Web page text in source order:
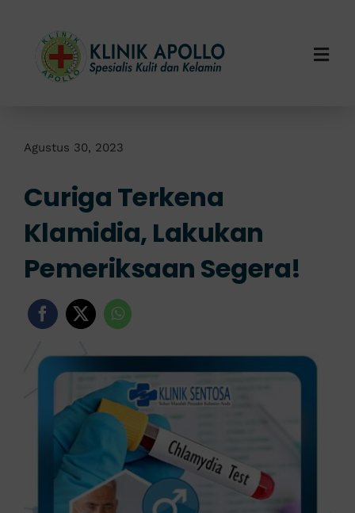
content
Layanan Kami
Info Klinik
Agustus 30, 2023
Curiga Terkena
Klamidia, Lakukan
Pemeriksaan Segera!